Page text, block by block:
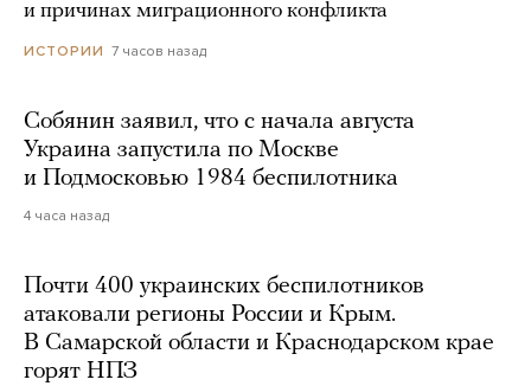
и причинах миграционного конфликта
ИСТОРИИ 7 часов назад
Собянин заявил, что с начала августа
Украина запустила по Москве
и Подмосковью 1984 беспилотника
4 часа назад
Почти 400 украинских беспилотников
атаковали регионы России и Крым.
В Самарской области и Краснодарском крае
горят НПЗ